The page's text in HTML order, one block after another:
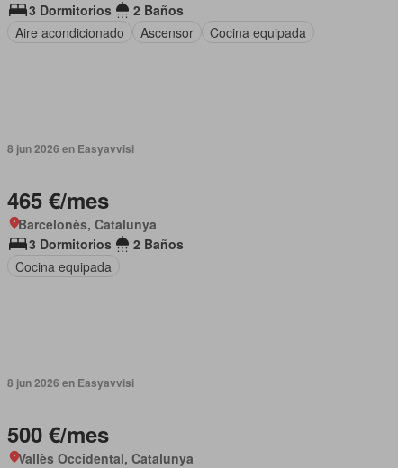
3 Dormitorios
2 Baños
Aire acondicionado
Ascensor Cocina equipada
8 jun 2026 en Easyavvisi
465 €/mes
Barcelonès, Catalunya
3 Dormitorios
2 Baños
Cocina equipada
8 jun 2026 en Easyavvisi
500 €/mes
Vallès Occidental, Catalunya